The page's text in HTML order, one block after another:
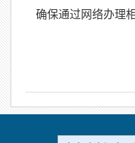
确保通过网络办理